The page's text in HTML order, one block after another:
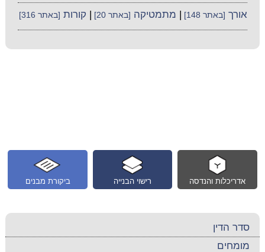
אורך [באתר 148] מתמטיקה [באתר 20] קורות [באתר 316]
ביקורת מבנים רישוי הבנייה אדריכלות והנדסה
סדר הדין
מומחים